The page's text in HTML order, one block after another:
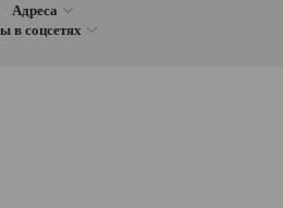
Адреса
в соцсетях